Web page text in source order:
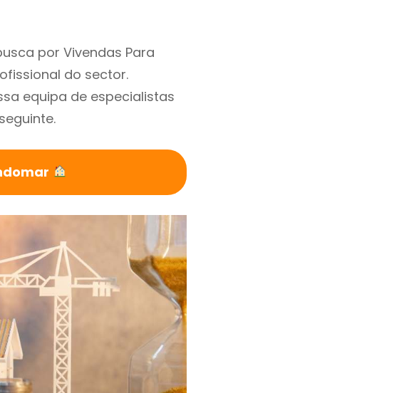
por Vivendas Para
do sector.
equipa de especialistas